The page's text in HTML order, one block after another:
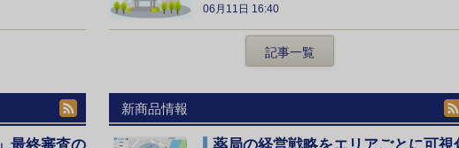
06月11日 16:40
記事一覧
新商品情報